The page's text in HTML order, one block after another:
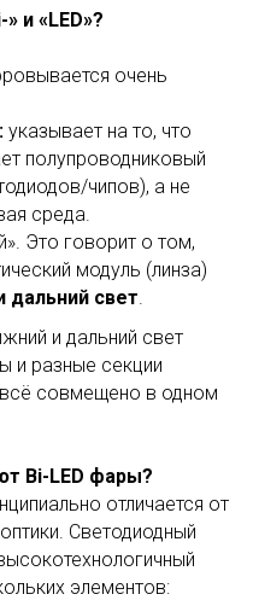
и «LED»?
очень
указывает на то, что
полупроводниковый
чипов), а не
среда.
Это говорит о том,
модуль (линза)
дальний свет.
и дальний свет
и разные секции
совмещено в одном
Bi-LED фары?
отличается от
Светодиодный
элементов: